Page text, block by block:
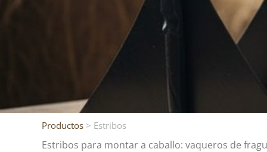
Productos > Estribos
Estribos para montar a caballo: vaqueros de